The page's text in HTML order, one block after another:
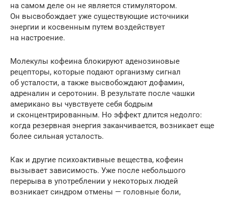
на самом деле он не является стимулятором.
Он высвобождает уже существующие источники
энергии и косвенным путем воздействует
на настроение.
Молекулы кофеина блокируют аденозиновые
рецепторы, которые подают организму сигнал
об усталости, а также высвобождают дофамин,
адреналин и серотонин. В результате после чашки
американо вы чувствуете себя бодрым
и сконцентрированным. Но эффект длится недолго:
когда резервная энергия заканчивается, возникает еще
более сильная усталость.
Как и другие психоактивные вещества, кофеин
вызывает зависимость. Уже после небольшого
перерыва в употреблении у некоторых людей
возникает синдром отмены — головные боли,